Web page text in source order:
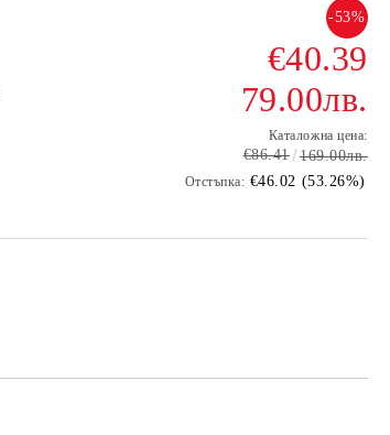
-53%
€40.39
79.00лв.
Каталожна цена:
€86.41 169.00лв.
Отстъпка: €46.02 (53.26%)